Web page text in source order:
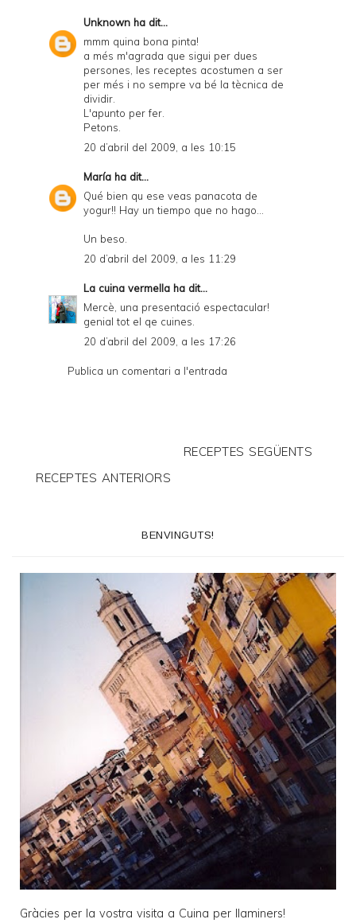
Unknown ha dit...
mmm quina bona pinta!
a més m'agrada que sigui per dues
persones, les receptes acostumen a ser
per més i no sempre va bé la tècnica de
dividir.
L'apunto per fer.
Petons.
20 d’abril del 2009, a les 10:15
María ha dit...
Qué bien qu ese veas panacota de
yogur!! Hay un tiempo que no hago...
Un beso.
20 d’abril del 2009, a les 11:29
La cuina vermella ha dit...
Mercè, una presentació espectacular!
genial tot el qe cuines.
20 d’abril del 2009, a les 17:26
Publica un comentari a l'entrada
RECEPTES SEGÜENTS
RECEPTES ANTERIORS
BENVINGUTS!
Gràcies per la vostra visita a Cuina per llaminers!